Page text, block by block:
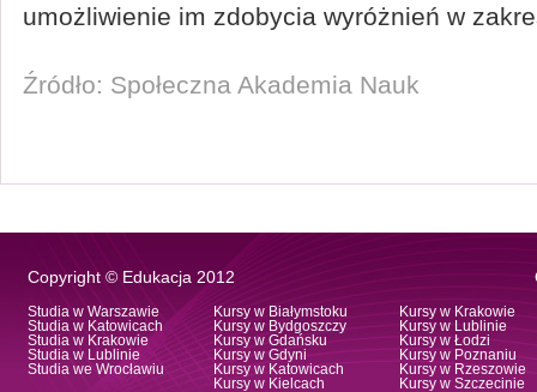
umożliwienie im zdobycia wyróżnień w
Źródło: Społeczna Akademia Nauk
Copyright © Edukacja 2012
Studia w Warszawie
Studia w Katowicach
Studia w Krakowie
Studia w Lublinie
Studia we Wrocławiu
Kursy w Białymstoku
Kursy w Bydgoszczy
Kursy w Gdańsku
Kursy w Gdyni
Kursy w Katowicach
Kursy w Kielcach
Kursy w Krakowie
Kursy w Lublinie
Kursy w Łodzi
Kursy w Poznaniu
Kursy w Rzeszowie
Kursy w Szczecinie